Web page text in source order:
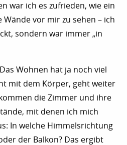
war ich es zufrieden, wie ein
vor mir zu sehen – ich
sondern war immer „in
Wohnen hat ja noch viel
mit dem Körper, geht weiter
die Zimmer und ihre
mit denen ich mich
In welche Himmelsrichtung
der Balkon? Das ergibt